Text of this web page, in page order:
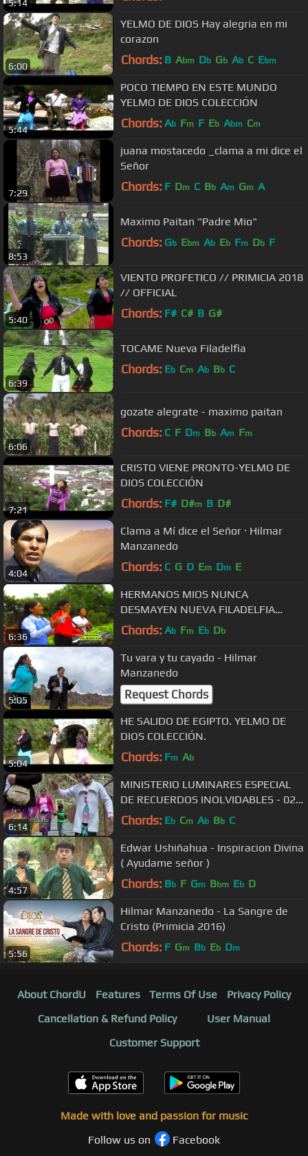
5:14
6:00
YELMO DE DIOS Hay alegria en mi
corazon
Chords: B Abm Db Gb Ab C Ebm
5:44
POCO TIEMPO EN ESTE MUNDO
YELMO DE DIOS COLECCIÓN
Chords: Ab Fm F Eb Abm Cm
7:29
juana mostacedo _clama a mi dice el
Señor
Chords: F Dm C Bb Am Gm A
8:53
Maximo Paitan "Padre Mio"
Chords: Gb Ebm Ab Eb Fm Db F
5:40
VIENTO PROFETICO // PRIMICIA 2018
// OFFICIAL
Chords: F# C# B G#
6:39
TOCAME Nueva Filadelfia
Chords: Eb Cm Ab Bb C
6:06
gozate alegrate - maximo paitan
Chords: C F Dm Bb Am Fm
7:21
CRISTO VIENE PRONTO-YELMO DE
DIOS COLECCIÓN
Chords: F# D#m B D#
4:04
Clama a Mí dice el Señor · Hilmar
Manzanedo
Chords: C G D Em Dm E
6:36
HERMANOS MIOS NUNCA
DESMAYEN NUEVA FILADELFIA
COLECCIÓN
Chords: Ab Fm Eb Db
5:05
Tu vara y tu cayado - Hilmar
Manzanedo
Request Chords
5:04
HE SALIDO DE EGIPTO. YELMO DE
DIOS COLECCIÓN.
Chords: Fm Ab
6:14
MINISTERIO LUMINARES ESPECIAL
DE RECUERDOS INOLVIDABLES - 02
CAMINITO VIAJERO
Chords: Eb Cm Ab Bb C
4:57
Edwar Ushiñahua - Inspiracion Divina
( Ayudame señor )
Chords: Bb F Gm Bbm Eb D
5:56
Hilmar Manzanedo - La Sangre de
Cristo (Primicia 2016)
Chords: F Gm Bb Eb Dm
About ChordU Features Terms Of Use
Privacy Policy
Cancellation & Refund Policy
User Manual
Customer Support
Made with love and passion for music
Follow us on
Facebook